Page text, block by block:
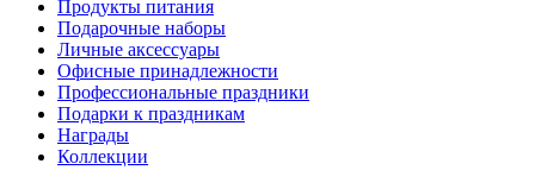
Продукты питания
Подарочные наборы
Личные аксессуары
Офисные принадлежности
Профессиональные праздники
Подарки к праздникам
Награды
Коллекции